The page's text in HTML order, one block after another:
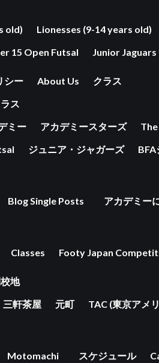
old) Lionesses (9-14 years old)
15 Open Futsal Junior Jaguars
シー About Us
クラス
ス
ミー アカデミースターズ The
ジュニア・ジャガーズ BFA
Blog Single Posts アカデミー
Classes Footy Japan
地
三軒茶屋 元町 TAC (東京アメ
Motomachi スケジュール